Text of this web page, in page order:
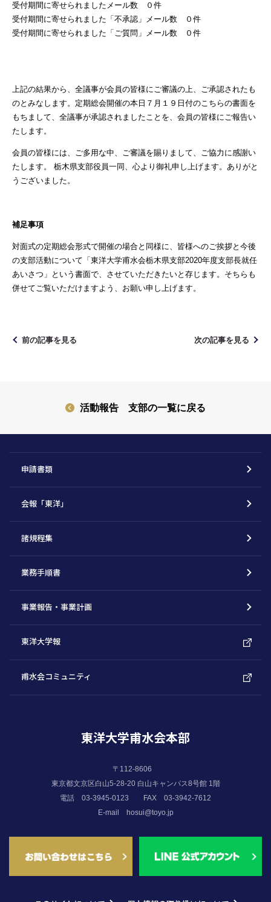
受付期間に寄せられましたメール数 ０件
受付期間に寄せられました「不承認」メール数 ０件
受付期間に寄せられました「ご質問」メール数 ０件
上記の結果から、全議事が会員の皆様にご審議の上、ご承認されたも
のとみなします。定期総会開催の本日７月１９日付のこちらの書面を
もちまして、全議事が承認されましたことを、会員の皆様にご報告い
たします。
会員の皆様には、ご多用な中、ご審議を賜りまして、ご協力に感謝い
たします。 栃木県支部役員一同、心より御礼申し上げます。ありがと
うございました。
補足事項
対面式の定期総会形式で開催の場合と同様に、皆様へのご挨拶と今後
の支部活動について「東洋大学甫水会栃木県支部2020年度支部長就任
あいさつ」という書面で、させていただきたいと存じます。そちらも
併せてご覧いただけますよう、お願い申し上げます。
前の記事を見る 次の記事を見る
活動報告 支部の一覧に戻る
申請書類
会報「東洋」
諸規程集
業務手順書
事業報告・事業計画
東洋大学報
甫水会コミュニティ
東洋大学甫水会本部
〒112-8606
東京都文京区白山5-28-20 白山キャンパス8号館 1階
電話 03-3945-0123
FAX 03-3942-7612
E-mail
hosui@toyo.jp